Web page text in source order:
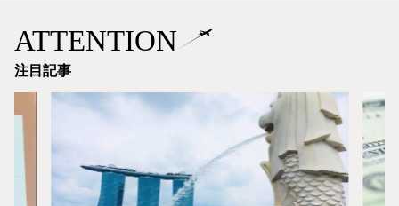
ATTENTION
注目記事